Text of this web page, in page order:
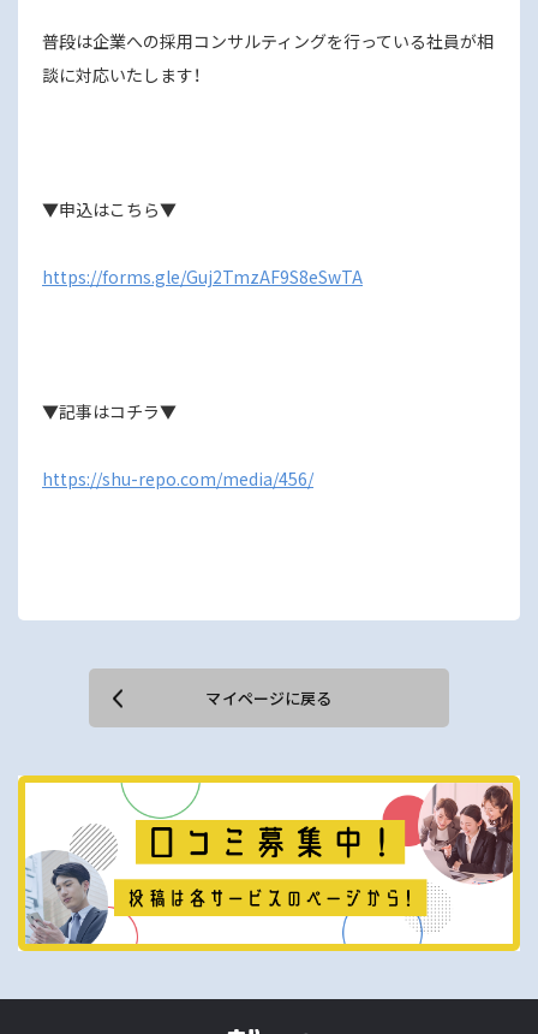
普段は企業への採用コンサルティングを行っている社員が相
談に対応いたします！
▼申込はこちら▼
https://forms.gle/Guj2TmzAF9S8eSwTA
▼記事はコチラ▼
https://shu-repo.com/media/456/
マイページに戻る